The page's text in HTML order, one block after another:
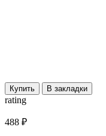
Купить В закладки
rating
488 ₽